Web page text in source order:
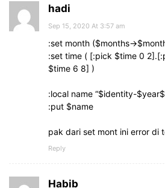
hadi
Sep 15, 2020 At 3:57 am
:set month ($months-
:set time ( [:pick $time 0
$time 6 8] )
:local name “$identity-
:put $name
pak dari set mont ini error di
Reply
Habib